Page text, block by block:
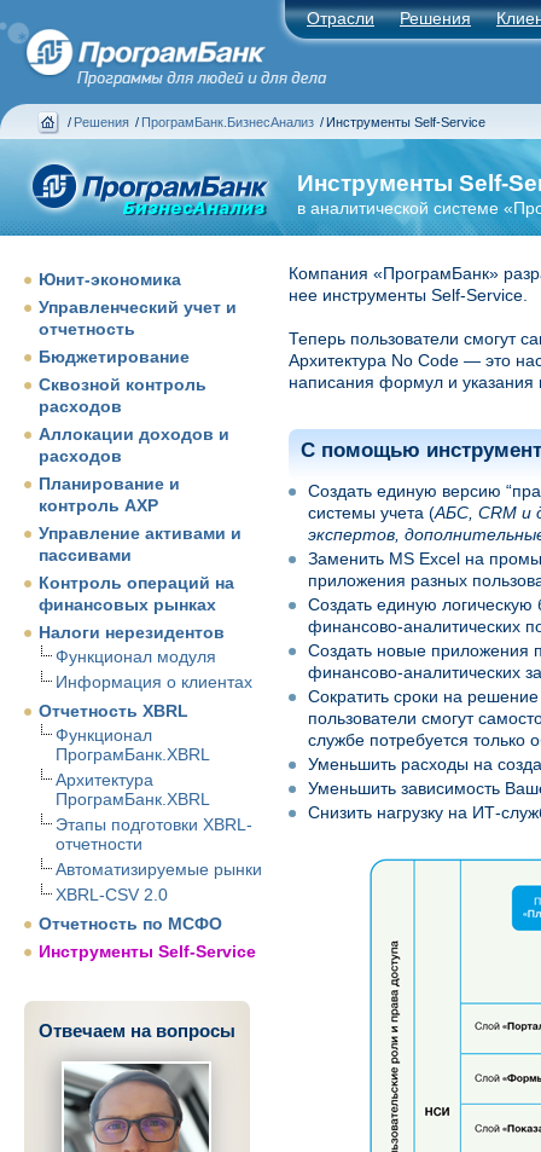
Отрасли Решения
/ Решения / ПрограмБанк.БизнесАнализ / Инструменты Self-Service
Инструменты Self-
в аналитической системе
Юнит-экономика
Управленческий учет и
отчетность
Бюджетирование
Сквозной контроль
расходов
Аллокации доходов и
расходов
Планирование и
контроль АХР
Управление активами и
пассивами
Контроль операций на
финансовых рынках
Налоги нерезидентов
Функционал модуля
Информация о клиентах
Отчетность XBRL
Функционал
ПрограмБанк.XBRL
Архитектура
ПрограмБанк.XBRL
Этапы подготовки XBRL-
отчетности
Автоматизируемые рынки
XBRL-CSV 2.0
Отчетность по МСФО
Инструменты Self-Service
Отвечаем на вопросы
Компания «ПрограмБанк»
нее инструменты Self-Service.
Теперь пользователи смогут
Архитектура No Code — это
написания формул и
С помощью
Создать единую версию
системы учета (AБС, CRM и
экспертов,
Заменить MS Excel на
приложения разных
Создать единую
финансово-аналитических
Создать новые приложения
финансово-аналитических
Сократить сроки на
пользователи смогут
службе потребуется только
Уменьшить расходы на
Уменьшить зависимость
Снизить нагрузку на ИТ-